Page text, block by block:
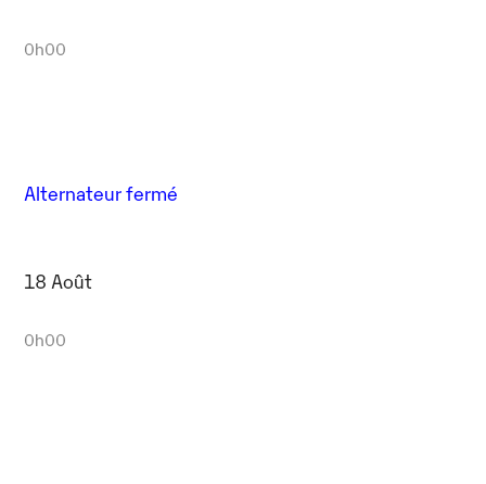
0h00
Alternateur fermé
18 Août
0h00